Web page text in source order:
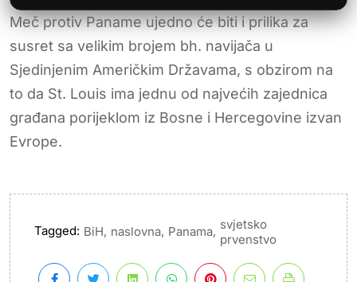
Meč protiv Paname ujedno će biti i prilika za
susret sa velikim brojem bh. navijača u
Sjedinjenim Američkim Državama, s obzirom na
to da St. Louis ima jednu od najvećih zajednica
građana porijeklom iz Bosne i Hercegovine izvan
Evrope.
Tagged: BiH, naslovna, Panama, svjetsko
prvenstvo